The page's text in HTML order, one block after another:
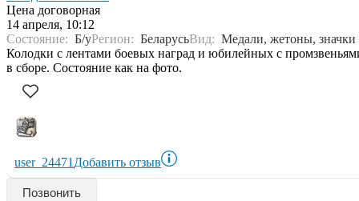
Цена договорная
14 апреля, 10:12
Состояние: Б/уРегион: БеларусьВид: Медали, жетоны, значки
Колодки с лентами боевых наград и юбилейных с
в сборе. Состояние как на фото.
user_24471 Добавить отзыв
Позвонить